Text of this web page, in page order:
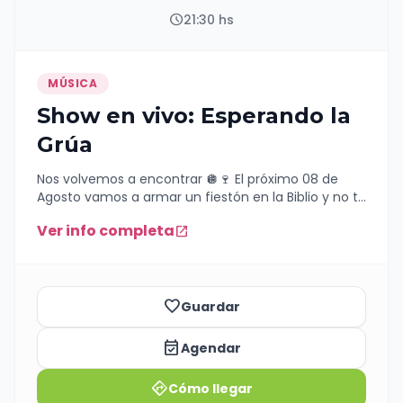
schedule21:30 hs
MÚSICA
Show en vivo: Esperando la
Grúa
Nos volvemos a encontrar 🪩🍷 El próximo 08 de
Agosto vamos a armar un fiestón en la Biblio y no te
https://www.entradaweb.com.ar/evento/942dab0e/
Ver info completaopen_in_new
favorite_borderGuardar
event_availableAgendar
directionsCómo llegar